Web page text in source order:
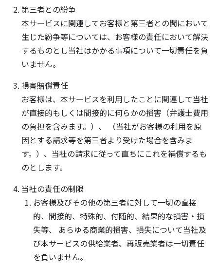
第三者との紛争
本サービスに関連してお客様と第三者との間において
生じた紛争等については、お客様の責任において解決
するものとし当社はかかる事項について一切責任を負
いません。
損害賠償責任
お客様は、本サービスを利用したことに関連して当社
が直接的もしくは間接的に何らかの損害（弁護士費用
の負担を含みます。）、 （当社がお客様の利用を原
因とする請求等を第三者より受けた場合を含みま
す。）、当社の請求に従って直ちにこれを補償するも
のとします。
当社の責任の制限
お客様及びその他の第三者に対して一切の直接
的、間接的、特殊的、付随的、結果的な損害・損
失等、 あらゆる商業的損害、損失について当社及
び本サービスの供給業者、再販売業者は一切責任
を負いません。